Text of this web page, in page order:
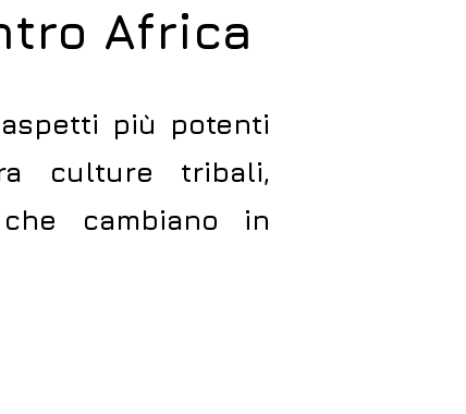
Africa
più potenti
culture tribali,
cambiano in